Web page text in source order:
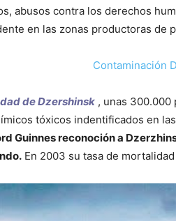
abusos contra los derechos
en las zonas productoras de
de Dzershinsk , unas 300.000
tóxicos indentificados en
Guinnes reconoción a
En 2003 su tasa de